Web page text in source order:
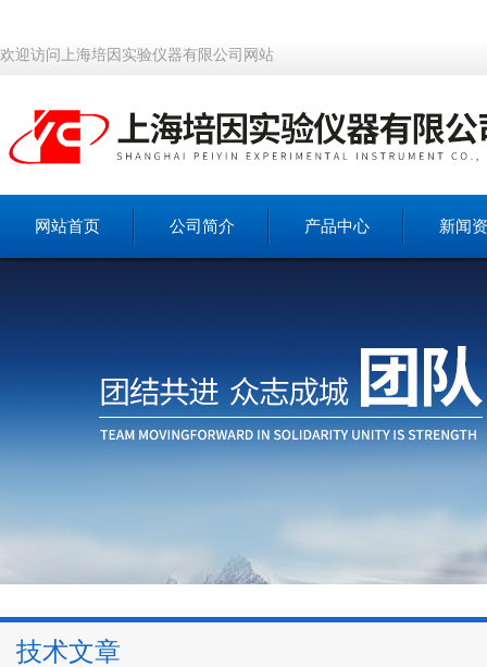
欢迎访问上海培因实验仪器有限公司网站
网站首页 公司简介 产品中心 新闻
技术文章